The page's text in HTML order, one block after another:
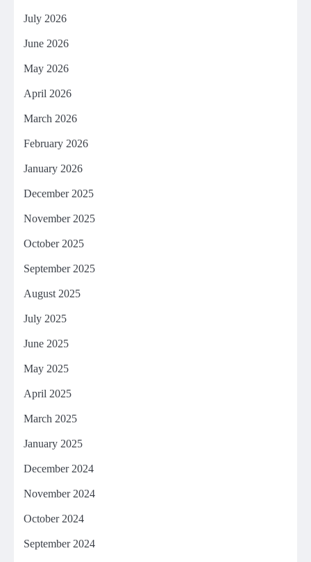
July 2026
June 2026
May 2026
April 2026
March 2026
February 2026
January 2026
December 2025
November 2025
October 2025
September 2025
August 2025
July 2025
June 2025
May 2025
April 2025
March 2025
January 2025
December 2024
November 2024
October 2024
September 2024